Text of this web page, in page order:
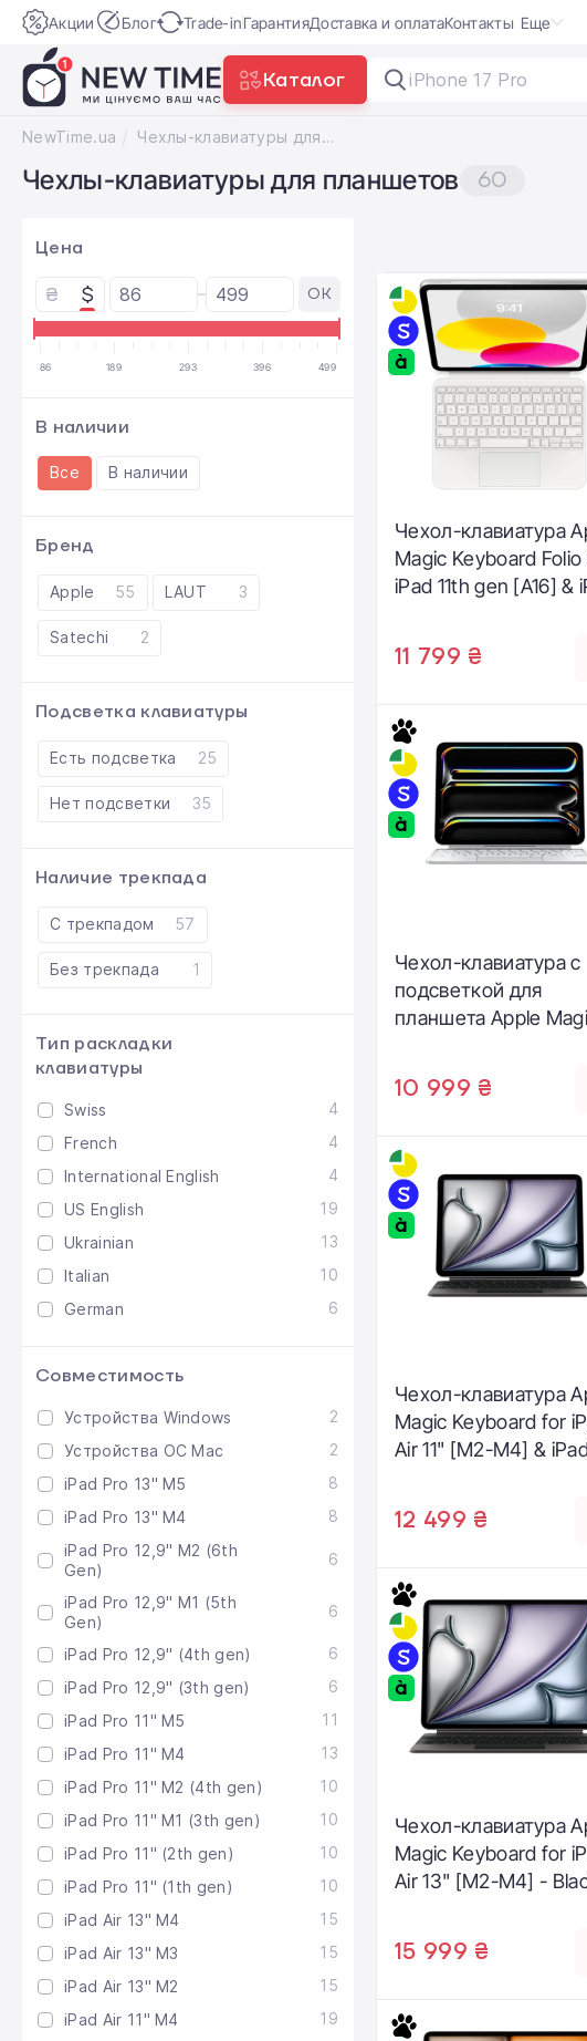
Акции Блог Trade-inГарантияДоставка и оплатаКонтакты Еще
Каталог iPhone 17 Pro
NewTime.ua Чехлы-клавиатуры для планшетов
Чехлы-клавиатуры для планшетов 60
Цена
₴ $ OK
86 189 293 396 499
В наличии
Все В наличии
Бренд
Apple 55 LAUT 3
Satechi 2
Подсветка клавиатуры
Есть подсветка 25
Нет подсветки 35
Наличие трекпада
С трекпадом 57
Без трекпада 1
Тип раскладки
клавиатуры
Swiss
4
French
4
International English
4
US English
19
Ukrainian
13
Italian
10
German
6
Совместимость
Устройства Windows
2
Устройства ОС Mac
2
iPad Pro 13" M5
8
iPad Pro 13" M4
8
iPad Pro 12,9" M2 (6th
Gen)
6
iPad Pro 12,9" M1 (5th
Gen)
6
iPad Pro 12,9" (4th gen)
6
iPad Pro 12,9" (3th gen)
6
iPad Pro 11" M5
11
iPad Pro 11" M4
13
iPad Pro 11" M2 (4th gen)
10
iPad Pro 11" M1 (3th gen)
10
iPad Pro 11" (2th gen)
10
iPad Pro 11" (1th gen)
10
iPad Air 13" M4
15
iPad Air 13" M3
15
iPad Air 13" M2
15
iPad Air 11" M4
19
Чехол-клавиатура
Magic Keyboard
iPad 11th gen [A16] &
11 799 ₴
Чехол-клавиатура с
подсветкой для
планшета Apple
- White (MWR03F/A)
10 999 ₴
Чехол-клавиатура
Magic Keyboard for
Air 11" [M2-M4] &
(MGYX4D/A)
12 499 ₴
Чехол-клавиатура
Magic Keyboard for
Air 13" [M2-M4] -
15 999 ₴